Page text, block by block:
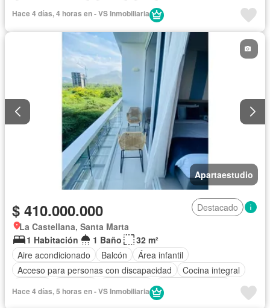
Agua
Hace 4 días, 4 horas en - VS Inmobiliaria
Apartaestudio
$ 410.000.000
Destacado
La Castellana, Santa Marta
1 Habitación
1 Baño
32 m²
Aire acondicionado
Balcón
Área infantil
Acceso para personas con discapacidad
Cocina integral
Vista panorámica
Agua
Hace 4 días, 5 horas en - VS Inmobiliaria